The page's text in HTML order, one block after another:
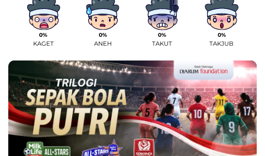
0%
KAGET
0%
ANEH
0%
TAKUT
0%
TAKJUB